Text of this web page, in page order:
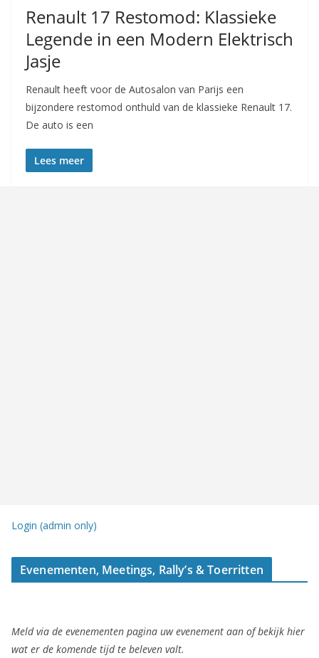
Renault 17 Restomod: Klassieke
Legende in een Modern Elektrisch
Jasje
Renault heeft voor de Autosalon van Parijs een
bijzondere restomod onthuld van de klassieke Renault 17.
De auto is een
Lees meer
Login (admin only)
Evenementen, Meetings, Rally’s & Toerritten
Meld via de evenementen pagina uw evenement aan of bekijk hier
wat er de komende tijd te beleven valt.